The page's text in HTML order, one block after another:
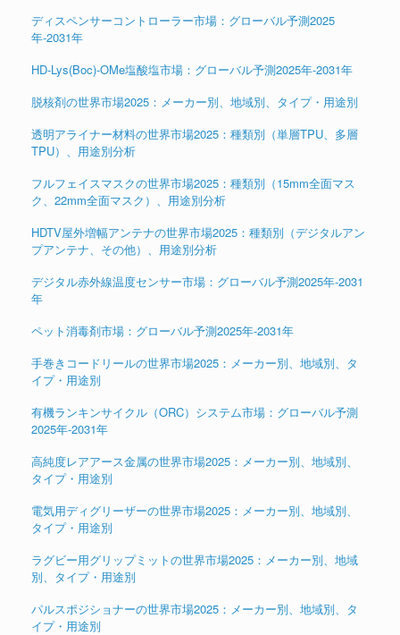
ディスペンサーコントローラー市場：グローバル予測2025
年-2031年
HD-Lys(Boc)-OMe塩酸塩市場：グローバル予測2025年-2031年
脱核剤の世界市場2025：メーカー別、地域別、タイプ・用途別
透明アライナー材料の世界市場2025：種類別（単層TPU、多層
TPU）、用途別分析
フルフェイスマスクの世界市場2025：種類別（15mm全面マス
ク、22mm全面マスク）、用途別分析
HDTV屋外増幅アンテナの世界市場2025：種類別（デジタルアン
プアンテナ、その他）、用途別分析
デジタル赤外線温度センサー市場：グローバル予測2025年-2031
年
ペット消毒剤市場：グローバル予測2025年-2031年
手巻きコードリールの世界市場2025：メーカー別、地域別、タ
イプ・用途別
有機ランキンサイクル（ORC）システム市場：グローバル予測
2025年-2031年
高純度レアアース金属の世界市場2025：メーカー別、地域別、
タイプ・用途別
電気用ディグリーザーの世界市場2025：メーカー別、地域別、
タイプ・用途別
ラグビー用グリップミットの世界市場2025：メーカー別、地域
別、タイプ・用途別
パルスポジショナーの世界市場2025：メーカー別、地域別、タ
イプ・用途別